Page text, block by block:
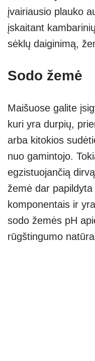
įvairiausio plauko
įskaitant
sėklų daiginimą,
Sodo žemė
Maišuose galite
kuri yra durpių,
arba kitokios
nuo gamintojo.
egzistuojančią
žemė dar
komponentais ir
sodo žemės pH
rūgštingumo